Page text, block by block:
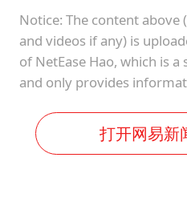
Notice: The content
and videos if any) is
of NetEase Hao, which is
and only provides
打开网易新